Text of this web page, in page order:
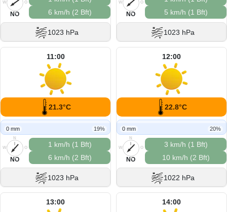
O
S
W
NO
6 km/h (2 Bft)
1023 hPa
O
S
W
NO
5 km/h (1 Bft)
1023 hPa
11:00
21.3°C
0 mm 19%
N
O
S
W
NO
1 km/h (1 Bft)
6 km/h (2 Bft)
1023 hPa
12:00
22.8°C
0 mm 20%
N
O
S
W
NO
3 km/h (1 Bft)
10 km/h (2 Bft)
1022 hPa
13:00 14:00